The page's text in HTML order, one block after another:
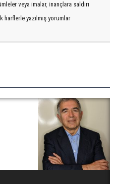
veya imalar, inançlara saldırı
harflerle yazılmış yorumlar